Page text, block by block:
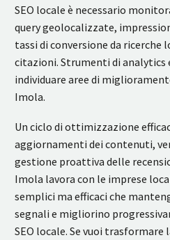
SEO locale è necessario
query geolocalizzate,
tassi di conversione da
citazioni. Strumenti di analytics
individuare aree di
Imola.
Un ciclo di ottimizzazione
aggiornamenti dei contenuti,
gestione proattiva delle
Imola lavora con le imprese
semplici ma efficaci che
segnali e migliorino
SEO locale. Se vuoi